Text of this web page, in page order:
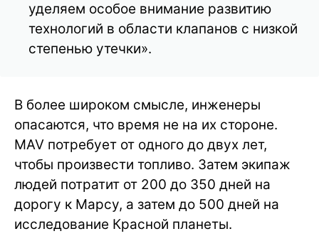
уделяем особое внимание развитию
технологий в области клапанов с низкой
степенью утечки».
В более широком смысле, инженеры
опасаются, что время не на их стороне.
MAV потребует от одного до двух лет,
чтобы произвести топливо. Затем экипаж
людей потратит от 200 до 350 дней на
дорогу к Марсу, а затем до 500 дней на
исследование Красной планеты.